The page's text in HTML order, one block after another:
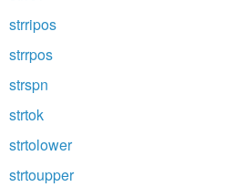
strripos
strrpos
strspn
strtok
strtolower
strtoupper